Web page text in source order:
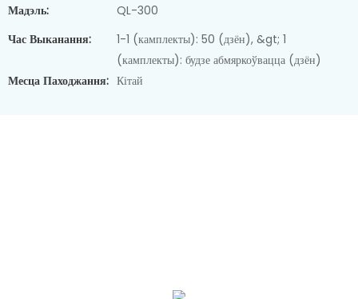
Мадэль:
QL-300
Час Выканання:
1-1 (камплекты): 50 (дзён), &gt; 1
(камплекты): будзе абмяркоўвацца (дзён)
Месца Паходжання: Кітай